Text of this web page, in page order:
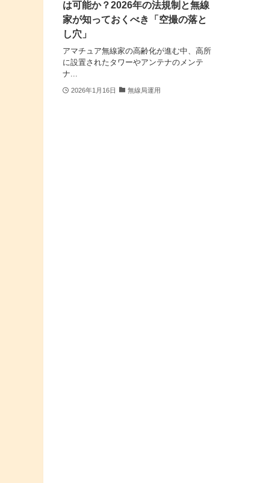
は可能か？2026年の法規制と無線
家が知っておくべき「空撮の落と
し穴」
アマチュア無線家の高齢化が進む中、高所
に設置されたタワーやアンテナのメンテ
ナ...
2026年1月16日 無線局運用